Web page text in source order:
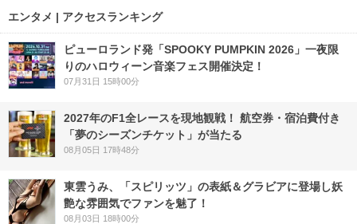
エンタメ | アクセスランキング
ピューロランド発「SPOOKY PUMPKIN 2026」一夜限
りのハロウィーン音楽フェス開催決定！
07月31日 15時00分
2027年のF1全レースを現地観戦！ 航空券・宿泊費付き
「夢のシーズンチケット」が当たる
08月05日 17時48分
東雲うみ、「スピリッツ」の表紙＆グラビアに登場し妖
艶な雰囲気でファンを魅了！
08月03日 18時00分